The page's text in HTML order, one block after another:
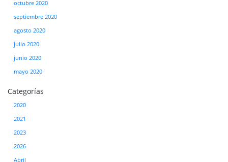
octubre 2020
septiembre 2020
agosto 2020
julio 2020
junio 2020
mayo 2020
Categorías
2020
2021
2023
2026
Abril